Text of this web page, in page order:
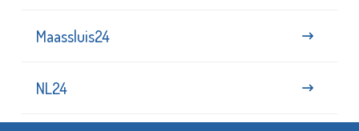
Maassluis24
NL24